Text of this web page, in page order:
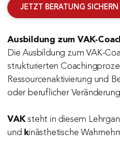
JETZT BERATUNG SICHERN
Ausbildung zum VAK-
Die Ausbildung zum VAK-
strukturierten
Ressourcenaktivierung und
oder beruflicher
VAK steht in diesem
und kinästhetische